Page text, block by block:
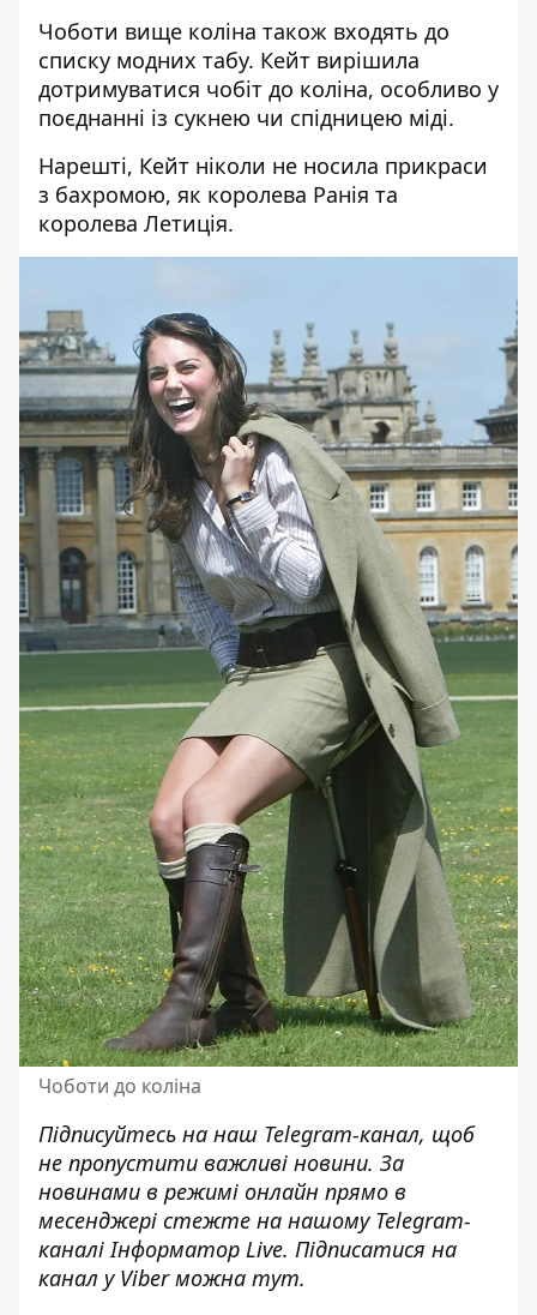
Чоботи вище коліна також входять до
списку модних табу. Кейт вирішила
дотримуватися чобіт до коліна, особливо у
поєднанні із сукнею чи спідницею міді.
Нарешті, Кейт ніколи не носила прикраси
з бахромою, як королева Ранія та
королева Летиція.
Чоботи до коліна
Підписуйтесь на наш Telegram-канал, щоб
не пропустити важливі новини. За
новинами в режимі онлайн прямо в
месенджері стежте на нашому Telegram-
каналіІнформатор Live. Підписатися на
канал у Viber можна тут.